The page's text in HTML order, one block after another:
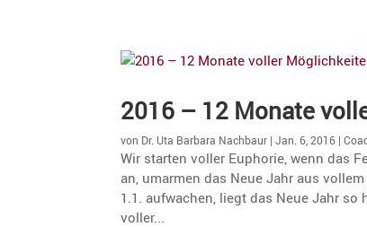
2016 – 12 Monate
von Dr. Uta Barbara Nachbaur |Jan. 6, 2016 |
Wir starten voller Euphorie, wenn das
an, umarmen das Neue Jahr aus
1.1. aufwachen, liegt das Neue Jahr
voller...